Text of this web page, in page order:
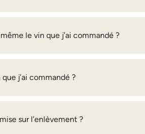
le vin que j’ai commandé ?
j’ai commandé ?
sur l’enlèvement ?